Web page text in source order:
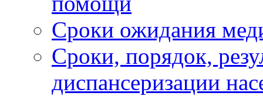
Сроки ожидания
Сроки, порядок,
диспансеризации